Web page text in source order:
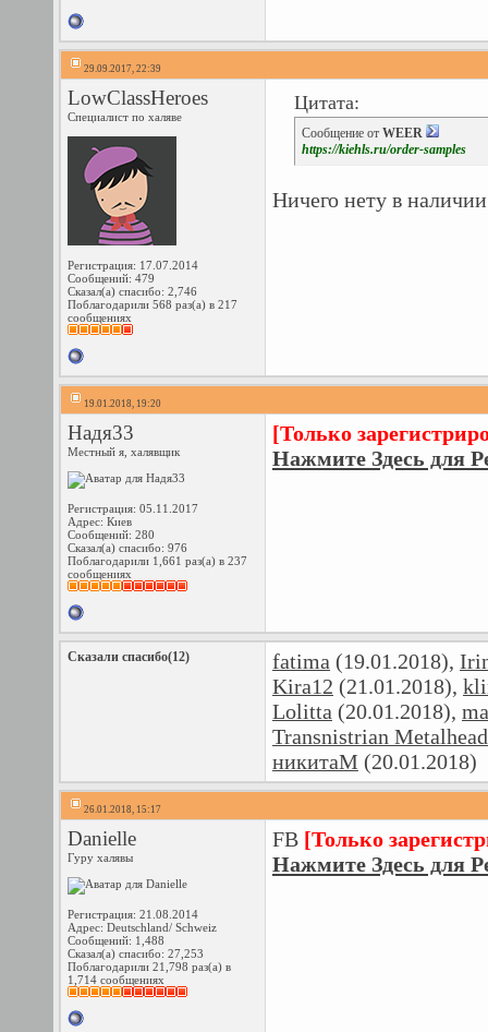
29.09.2017, 22:39
LowClassHeroes
Специалист по халяве
Регистрация: 17.07.2014
Сообщений: 479
Сказал(а) спасибо: 2,746
Поблагодарили 568 раз(а) в 217
сообщениях
Цитата:
Сообщение от WEER
https://kiehls.ru/order-samples
Ничего нету в
19.01.2018, 19:20
Надя33
Местный я, халявщик
Регистрация: 05.11.2017
Адрес: Киев
Сообщений: 280
Сказал(а) спасибо: 976
Поблагодарили 1,661 раз(а) в 237
сообщениях
[Только
Нажмите Здесь для
Сказали спасибо(12) fatima (19.01.2018),
Kira12 (21.01.2018),
Lolitta (20.01.2018),
Transnistrian Metalhead
никитаМ (20.01.2018)
26.01.2018, 15:17
Danielle
Гуру халявы
Регистрация: 21.08.2014
Адрес: Deutschland/ Schweiz
Сообщений: 1,488
Сказал(а) спасибо: 27,253
Поблагодарили 21,798 раз(а) в
1,714 сообщениях
FB [Только
Нажмите Здесь для